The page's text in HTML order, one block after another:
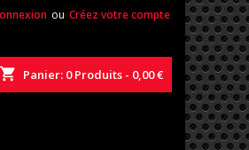
ou Créez votre compte
shopping_cart Panier: 0Produits - 0,00 €